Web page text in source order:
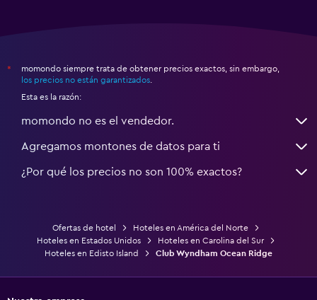
*
momondo siempre trata de obtener precios exactos, sin embargo,
los precios no están garantizados
Esta es la razón:
momondo no es el vendedor.
Agregamos montones de datos para ti
¿Por qué los precios no son 100% exactos?
Ofertas de hotel
Hoteles en América del Norte
Hoteles en Estados Unidos
Hoteles en Carolina del Sur
Hoteles en Edisto Island
Club Wyndham Ocean Ridge